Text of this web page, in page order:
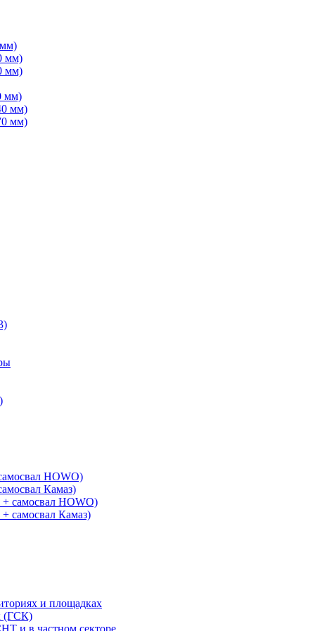
мм)
мм)
мм)
мм)
мм)
HOWO)
Камаз)
самосвал HOWO)
самосвал Камаз)
и площадках
(ГСК)
и в частном секторе